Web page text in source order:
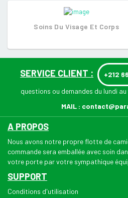
Soins Du Visage Et Corps
SERVICE CLIENT : +212
questions ou demandes du lundi
MAIL :
A PROPOS
Nous avons notre propre flotte de
commande sera emballée avec soin
votre porte par votre sympathique
SUPPORT
Conditions d'utilisation